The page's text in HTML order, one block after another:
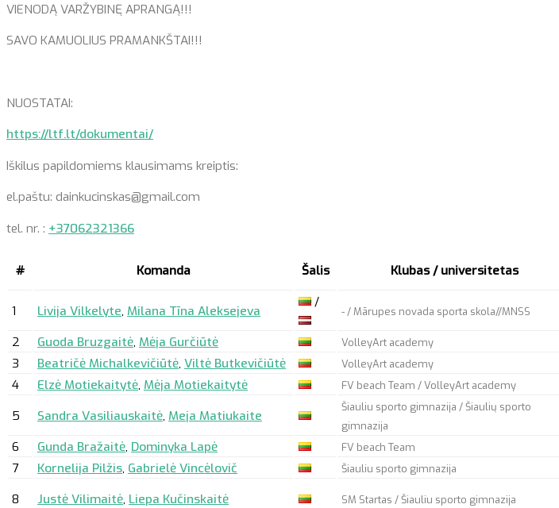
VIENODĄ VARŽYBINĘ APRANGĄ!!!
SAVO KAMUOLIUS PRAMANKŠTAI!!!
NUOSTATAI:
https://ltf.lt/dokumentai/
Iškilus papildomiems klausimams kreiptis:
el.paštu: dainkucinskas@gmail.com
tel. nr. : +37062321366
# Komanda Šalis Klubas / universitetas
1
Livija Vilkelyte, Milana Tīna Aleksejeva
/
- / Mārupes novada sporta skola//MNSS
2
Guoda Bruzgaitė, Mėja Gurčiūtė VolleyArt academy
3
Beatričė Michalkevičiūtė, Viltė Butkevičiūtė VolleyArt academy
4
Elzė Motiekaitytė, Mėja Motiekaitytė FV beach Team / VolleyArt academy
5
Sandra Vasiliauskaitė, Meja Matiukaite
Šiauliu sporto gimnazija / Šiaulių sporto
gimnazija
6
Gunda Bražaitė, Dominyka Lapė FV beach Team
7
Kornelija Pilžis, Gabrielė Vincėlovič Šiauliu sporto gimnazija
8
Justė Vilimaitė, Liepa Kučinskaitė SM Startas / Šiauliu sporto gimnazija